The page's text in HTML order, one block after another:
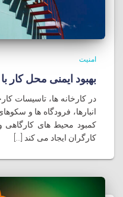
امنیت
بهبود ایمنی محل کار با IoT
در کارخانه ها، تاسیسات
انبارها، فرودگاه ها و
کمبود محیط های کارگاهی
کارگران ایجاد می کند [...]